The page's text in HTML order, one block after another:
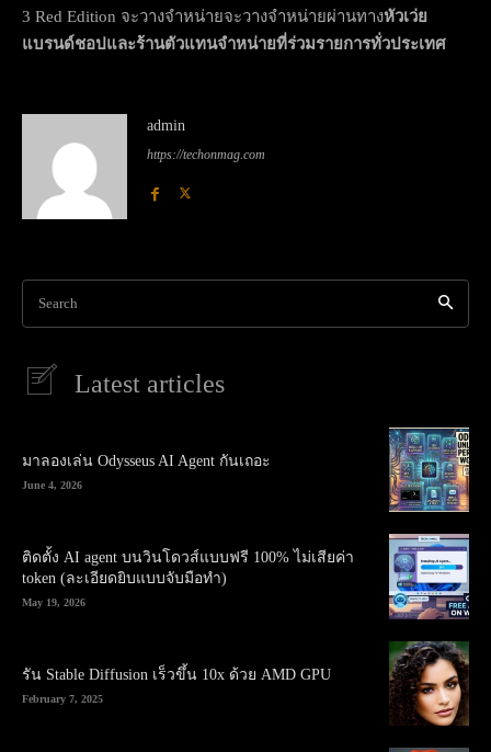
3 Red Edition จะวางจำหน่ายจะวางจำหน่ายผ่านทางหัวเว่ย
แบรนด์ชอปและร้านตัวแทนจำหน่ายที่ร่วมรายการทั่วประเทศ
admin
https://techonmag.com
Search
Latest articles
มาลองเล่น Odysseus AI Agent กันเถอะ
June 4, 2026
ติดตั้ง AI agent บนวินโดวส์แบบฟรี 100% ไม่เสียค่า
token (ละเอียดยิบแบบจับมือทำ)
May 19, 2026
รัน Stable Diffusion เร็วขึ้น 10x ด้วย AMD GPU
February 7, 2025